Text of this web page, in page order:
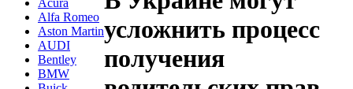
Acura
Alfa Romeo
Aston Martin
AUDI
Bentley
BMW
усложнить процесс
получения